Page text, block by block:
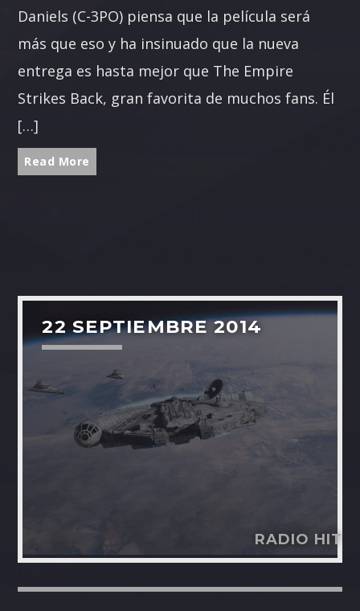
Daniels (C-3PO) piensa que la película será
más que eso y ha insinuado que la nueva
entrega es hasta mejor que The Empire
Strikes Back, gran favorita de muchos fans. Él
[…]
Read More
22 SEPTIEMBRE 2014
RADIO HIT